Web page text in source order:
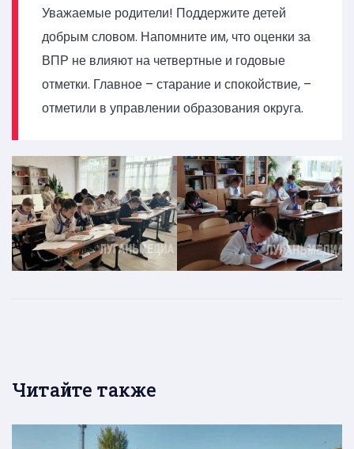
Уважаемые родители! Поддержите детей
добрым словом. Напомните им, что оценки за
ВПР не влияют на четвертные и годовые
отметки. Главное – старание и спокойствие, –
отметили в управлении образования округа.
Читайте также